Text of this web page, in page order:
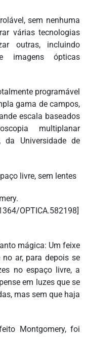
sem nenhuma
várias tecnologias
outras, incluindo
imagens ópticas
programável
gama de campos,
escala baseados
multiplanar
da Universidade de
OPTICA.582198]
mágica: Um feixe
ar, para depois se
no espaço livre, a
em luzes que se
mas sem que haja
Montgomery, foi